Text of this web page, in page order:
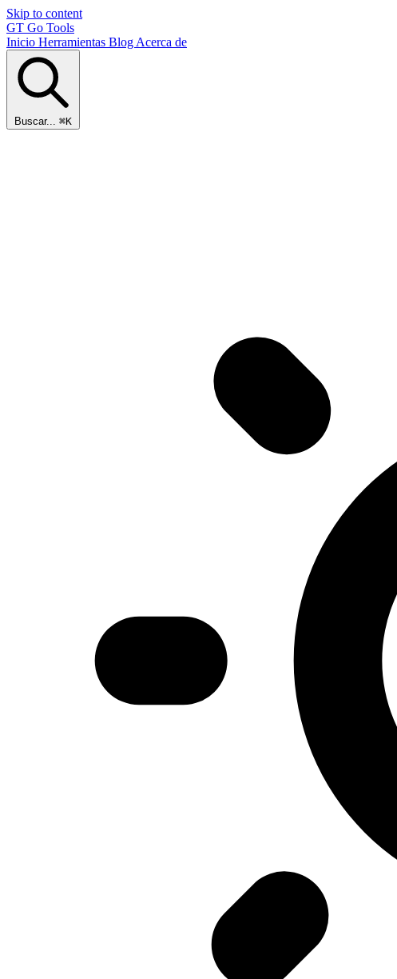
Skip to content
GT Go Tools
Inicio Herramientas Blog Acerca de
Buscar... ⌘K